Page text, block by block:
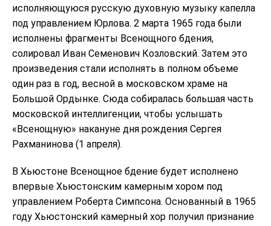
исполняющуюся русскую духовную музыку капелла
под управлением Юрлова. 2 марта 1965 года были
исполнены фрагменты Всенощного бдения,
солировал Иван Семенович Козловский. Затем это
произведения стали исполнять в полном объеме
один раз в год, весной в московском храме на
Большой Ордынке. Сюда собиралась большая часть
московской интеллигенции, чтобы услышать
«Всенощную» накануне дня рождения Сергея
Рахманинова (1 апреля).
В Хьюстоне Всенощное бдение будет исполнено
впервые Хьюстонским камерным хором под
управлением Роберта Симпсона. Основанный в 1965
году Хьюстонский камерный хор получил признание